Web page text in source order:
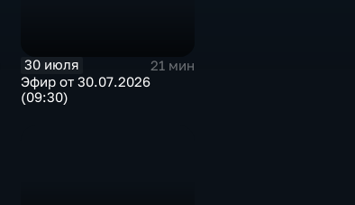
30 июля
21 мин
Эфир от 30.07.2026
(09:30)